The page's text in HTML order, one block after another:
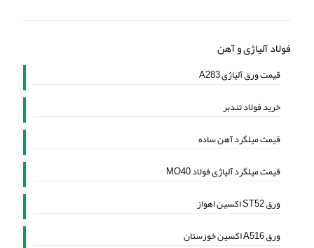
فولاد آلیاژی و آهن
قیمت ورق آلیاژی A283
خرید فولاد تندبر
قیمت میلگرد آهن ساده
قیمت میلگرد آلیاژی فولاد MO40
ورق ST52 اکسین اهواز
ورق A516 اکسین خوزستان